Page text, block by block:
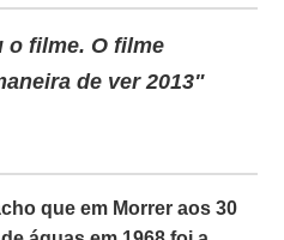
o filme. O filme
de ver 2013"
que em Morrer aos 30